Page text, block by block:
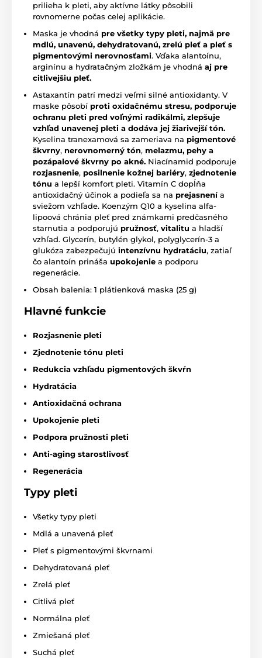
prilieha k pleti, aby aktívne látky pôsobili
rovnomerne počas celej aplikácie.
Maska je vhodná pre všetky typy pleti, najmä pre
mdlú, unavenú, dehydratovanú, zrelú pleť a pleť s
pigmentovými nerovnosťami. Vďaka alantoínu,
arginínu a hydratačným zložkám je vhodná aj pre
citlivejšiu pleť.
Astaxantín patrí medzi veľmi silné antioxidanty. V
maske pôsobí proti oxidačnému stresu, podporuje
ochranu pleti pred voľnými radikálmi, zlepšuje
vzhľad unavenej pleti a dodáva jej žiarivejší tón.
Kyselina tranexamová sa zameriava na pigmentové
škvrny, nerovnomerný tón, melazmu, pehy a
pozápalové škvrny po akné. Niacínamid podporuje
rozjasnenie, posilnenie kožnej bariéry, zjednotenie
tónu a lepší komfort pleti. Vitamín C dopĺňa
antioxidačný účinok a podieľa sa na prejasnenía
sviežom vzhľade. Koenzým Q10 a kyselina alfa-
lipoová chránia pleť pred známkami predčasného
starnutia a podporujú pružnosť, vitalitu a hladší
vzhľad. Glycerín, butylén glykol, polyglycerín-3 a
glukóza zabezpečujú intenzívnu hydratáciu, zatiaľ
čo alantoín prináša upokojenie a podporu
regenerácie.
Obsah balenia: 1 plátienková maska (25 g)
Hlavné funkcie
Rozjasnenie pleti
Zjednotenie tónu pleti
Redukcia vzhľadu pigmentových škvŕn
Hydratácia
Antioxidačná ochrana
Upokojenie pleti
Podpora pružnosti pleti
Anti-aging starostlivosť
Regenerácia
Typy pleti
Všetky typy pleti
Mdlá a unavená pleť
Pleť s pigmentovými škvrnami
Dehydratovaná pleť
Zrelá pleť
Citlivá pleť
Normálna pleť
Zmiešaná pleť
Suchá pleť